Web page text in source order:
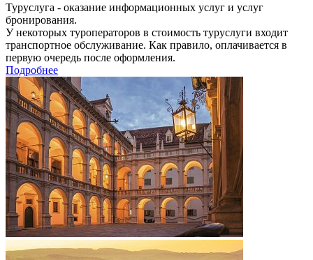
Туруслуга - оказание информационных услуг и услуг
бронирования.
У некоторых туроператоров в стоимость туруслуги входит
транспортное обслуживание. Как правило, оплачивается в
первую очередь после оформления.
Подробнее